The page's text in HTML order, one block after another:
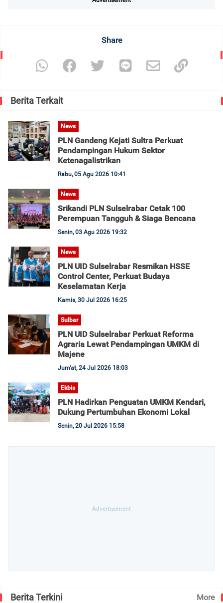
Share
Berita Terkait
News
PLN Gandeng Kejati Sultra Perkuat
Pendampingan Hukum Sektor
Ketenagalistrikan
Rabu, 05 Agu 2026 10:41
News
Srikandi PLN Sulselrabar Cetak 100
Perempuan Tangguh & Siaga Bencana
Senin, 03 Agu 2026 19:32
News
PLN UID Sulselrabar Resmikan HSSE
Control Center, Perkuat Budaya
Keselamatan Kerja
Kamis, 30 Jul 2026 16:25
Sulbar
PLN UID Sulselrabar Perkuat Reforma
Agraria Lewat Pendampingan UMKM di
Majene
Jum'at, 24 Jul 2026 18:03
Ekbis
PLN Hadirkan Penguatan UMKM Kendari,
Dukung Pertumbuhan Ekonomi Lokal
Senin, 20 Jul 2026 15:58
Berita Terkini More